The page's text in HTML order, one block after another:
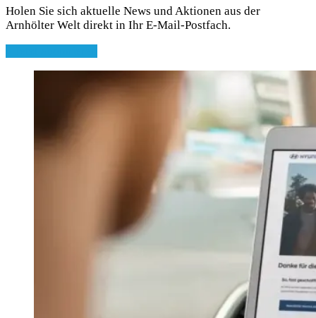
Holen Sie sich aktuelle News und Aktionen aus der
Arnhölter Welt direkt in Ihr E-Mail-Postfach.